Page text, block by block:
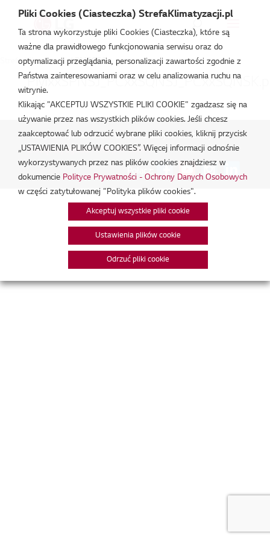
Strefa Klimatyzacji /PM09SQ
lut 19, 2026
Polityka Prywatności - Ochrona danych osobowych.|
Zarządzaj zgodami na pliki cookie
Połącz:
Pliki Cookies (Ciasteczka) StrefaKlimatyzacji.pl
Ta strona wykorzystuje pliki Cookies (Ciasteczka), które są
ważne dla prawidłowego funkcjonowania serwisu oraz do
optymalizacji przeglądania, personalizacji zawartości zgodnie z
Państwa zainteresowaniami oraz w celu analizowania ruchu na
witrynie.
Klikając "AKCEPTUJ WSZYSTKIE PLIKI COOKIE" zgadzasz się na
używanie przez nas wszystkich plików cookies. Jeśli chcesz
zaakceptować lub odrzucić wybrane pliki cookies, kliknij przycisk
„USTAWIENIA PLIKÓW COOKIES”. Więcej informacji odnośnie
wykorzystywanych przez nas plików cookies znajdziesz w
dokumencie Polityce Prywatności - Ochrony Danych Osobowych
w części zatytułowanej "Polityka plików cookies".
Akceptuj wszystkie pliki cookie
Ustawienia plików cookie
Odrzuć pliki cookie